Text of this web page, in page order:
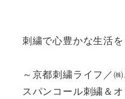
刺繍で心豊かな生活を
～京都刺繍ライフ／
スパンコール刺繍＆